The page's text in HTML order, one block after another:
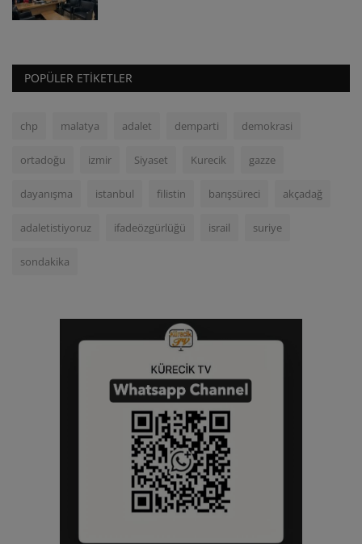
POPÜLER ETIKETLER
chp malatya adalet demparti demokrasi
ortadoğu izmir Siyaset Kurecik gazze
dayanışma istanbul filistin barışsüreci akçadağ
adaletistiyoruz ifadeözgürlüğü israil suriye
sondakika